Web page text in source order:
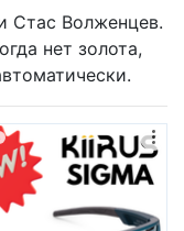
Стас Волженцев.
нет золота,